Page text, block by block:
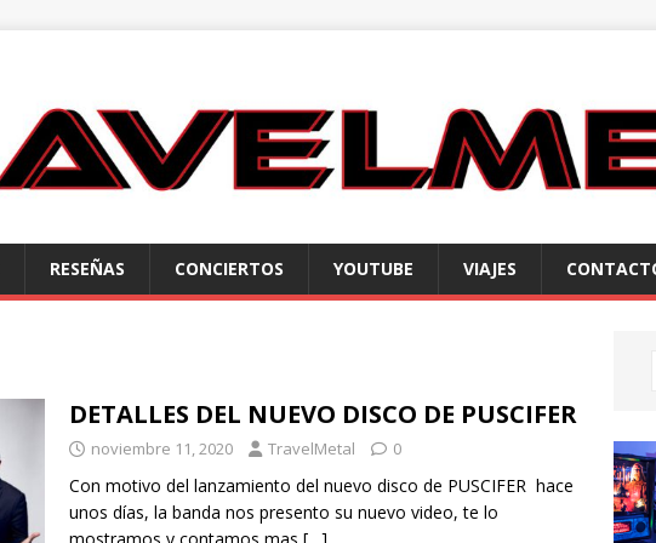
RESEÑAS CONCIERTOS YOUTUBE VIAJES
DETALLES DEL NUEVO DISCO DE PUSCIFER
noviembre 11, 2020 TravelMetal 0
Con motivo del lanzamiento del nuevo disco de PUSCIFER hace
unos días, la banda nos presento su nuevo video, te lo
mostramos y contamos mas […]